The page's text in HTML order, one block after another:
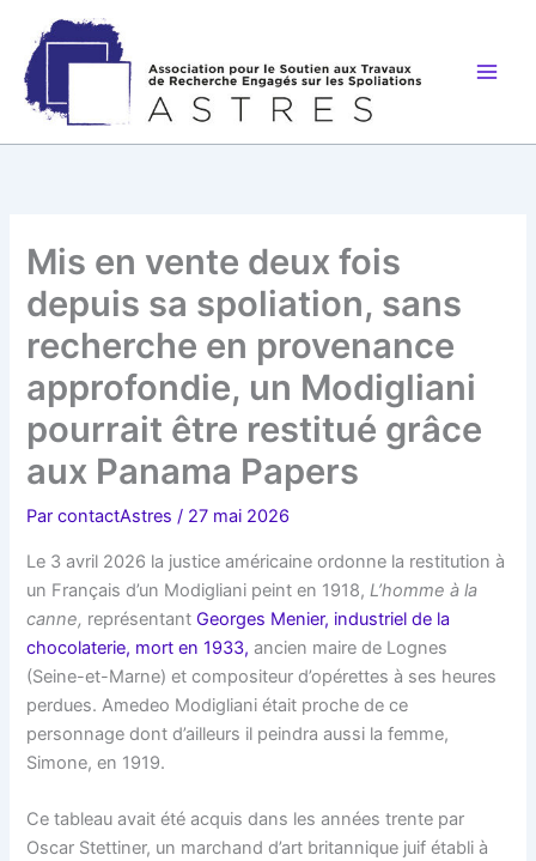
contenu
Mis en vente deux fois
depuis sa spoliation, sans
recherche en provenance
approfondie, un Modigliani
pourrait être restitué grâce
aux Panama Papers
ParcontactAstres/ 27 mai 2026
Le 3 avril 2026 la justice américaine ordonne la restitution à
un Français d’un Modigliani peint en 1918,L’homme à la
canne, représentantGeorges Menier, industriel de la
chocolaterie, mort en 1933, ancien maire de Lognes
(Seine-et-Marne) et compositeur d’opérettes à ses heures
perdues. Amedeo Modigliani était proche de ce
personnage dont d’ailleurs il peindra aussi la femme,
Simone, en 1919.
Ce tableau avait été acquis dans les années trente par
Oscar Stettiner, un marchand d’art britannique juif établi à